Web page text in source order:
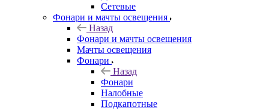
Сетевые
Фонари и мачты освещения
Назад
Фонари и мачты освещения
Мачты освещения
Фонари
Назад
Фонари
Налобные
Подкапотные